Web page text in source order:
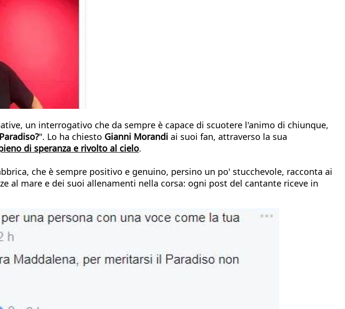
un interrogativo che da sempre è capace di scuotere l'animo di chiunque,
". Lo ha chiesto Gianni Morandi ai suoi fan, attraverso la sua
di speranza e rivolto al cielo.
che è sempre positivo e genuino, persino un po' stucchevole, racconta ai
al mare e dei suoi allenamenti nella corsa: ogni post del cantante riceve in